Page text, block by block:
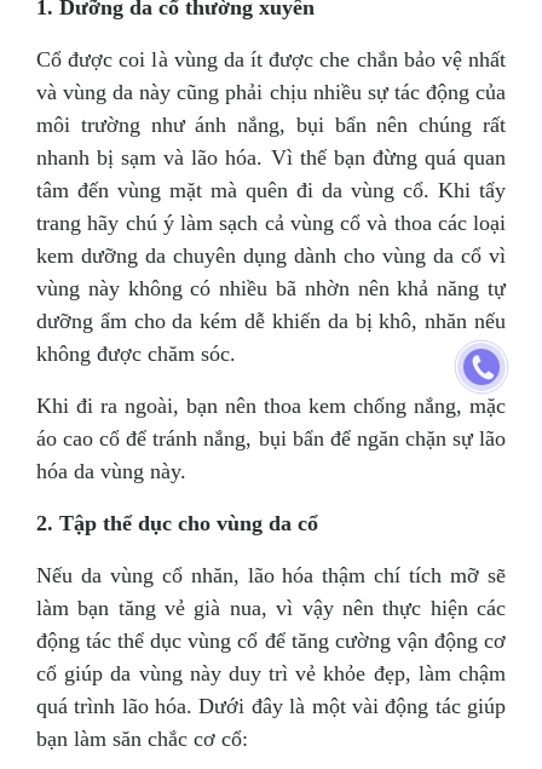
1. Dưỡng da cổ thường xuyên
Cổ được coi là vùng da ít được che chắn bảo vệ nhất
và vùng da này cũng phải chịu nhiều sự tác động của
môi trường như ánh nắng, bụi bẩn nên chúng rất
nhanh bị sạm và lão hóa. Vì thế bạn đừng quá quan
tâm đến vùng mặt mà quên đi da vùng cổ. Khi tẩy
trang hãy chú ý làm sạch cả vùng cổ và thoa các loại
kem dưỡng da chuyên dụng dành cho vùng da cổ vì
vùng này không có nhiều bã nhờn nên khả năng tự
dưỡng ẩm cho da kém dễ khiến da bị khô, nhăn nếu
không được chăm sóc.
Khi đi ra ngoài, bạn nên thoa kem chống nắng, mặc
áo cao cổ để tránh nắng, bụi bẩn để ngăn chặn sự lão
hóa da vùng này.
2. Tập thể dục cho vùng da cổ
Nếu da vùng cổ nhăn, lão hóa thậm chí tích mỡ sẽ
làm bạn tăng vẻ già nua, vì vậy nên thực hiện các
động tác thể dục vùng cổ để tăng cường vận động cơ
cổ giúp da vùng này duy trì vẻ khỏe đẹp, làm chậm
quá trình lão hóa. Dưới đây là một vài động tác giúp
bạn làm săn chắc cơ cổ: